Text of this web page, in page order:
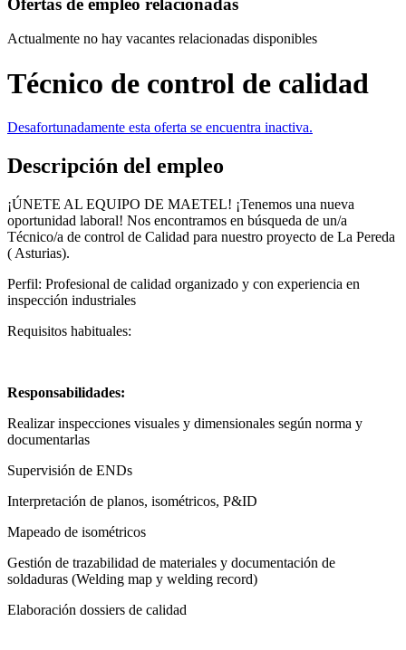
Actualmente no hay vacantes relacionadas disponibles
Técnico de control de calidad
Desafortunadamente esta oferta se encuentra inactiva.
Descripción del empleo
¡ÚNETE AL EQUIPO DE MAETEL! ¡Tenemos una nueva
oportunidad laboral! Nos encontramos en búsqueda de un/a
Técnico/a de control de Calidad para nuestro proyecto de La Pereda
( Asturias).
Perfil: Profesional de calidad organizado y con experiencia en
inspección industriales
Requisitos habituales:
Responsabilidades:
Realizar inspecciones visuales y dimensionales según norma y
documentarlas
Supervisión de ENDs
Interpretación de planos, isométricos, P&ID
Mapeado de isométricos
Gestión de trazabilidad de materiales y documentación de
soldaduras (Welding map y welding record)
Elaboración dossiers de calidad